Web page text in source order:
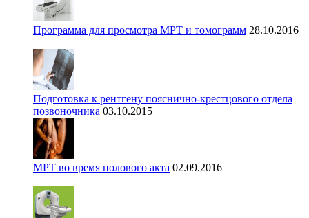
Программа для просмотра МРТ и томограмм 28.10.2016
Подготовка к рентгену пояснично-крестцового отдела
позвоночника 03.10.2015
МРТ во время полового акта 02.09.2016